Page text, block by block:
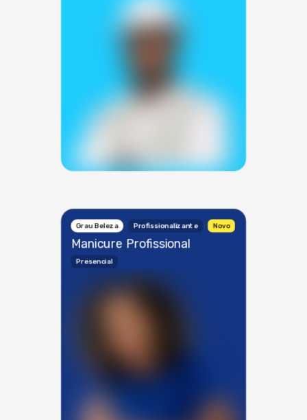
Grau Beleza Profissionalizante Novo
Manicure Profissional
Presencial